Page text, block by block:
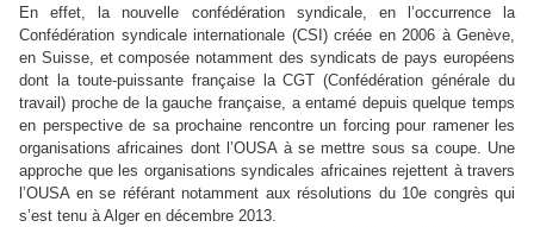
En effet, la nouvelle confédération syndicale, en l’occurrence la
Confédération syndicale internationale (CSI) créée en 2006 à Genève,
en Suisse, et composée notamment des syndicats de pays européens
dont la toute-puissante française la CGT (Confédération générale du
travail) proche de la gauche française, a entamé depuis quelque temps
en perspective de sa prochaine rencontre un forcing pour ramener les
organisations africaines dont l’OUSA à se mettre sous sa coupe. Une
approche que les organisations syndicales africaines rejettent à travers
l’OUSA en se référant notamment aux résolutions du 10e congrès qui
s’est tenu à Alger en décembre 2013.